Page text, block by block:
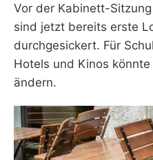
Vor der Kabinett-
sind jetzt bereits erste
durchgesickert. Für
Hotels und Kinos
ändern.